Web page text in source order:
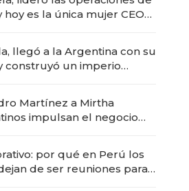
hoy es la única mujer CEO
llegó a la Argentina con su
construyó un imperio
Martínez a Mirtha
impulsan el negocio
por qué en Perú los
de ser reuniones para